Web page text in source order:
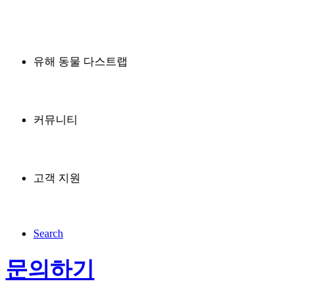
유해 동물 다스트랩
커뮤니티
고객 지원
Search
문의하기